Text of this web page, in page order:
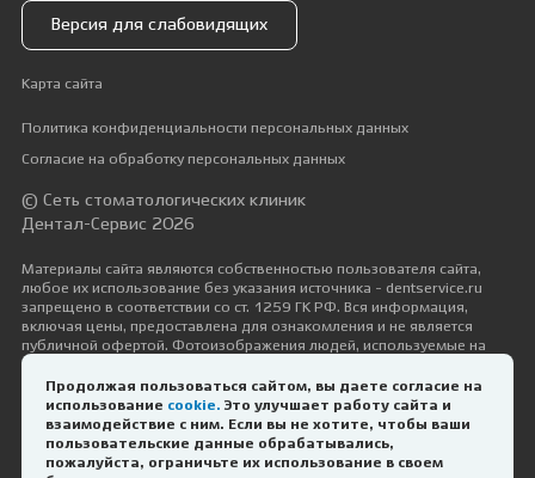
Продолжая пользоваться сайтом, вы даете согласие на
использование cookie. Это улучшает работу сайта и
взаимодействие с ним. Если вы не хотите, чтобы ваши
пользовательские данные обрабатывались,
пожалуйста, ограничьте их использование в своем
Версия для слабовидящих
Карта сайта
Политика конфиденциальности персональных данных
Согласие на обработку персональных данных
© Сеть стоматологических клиник
Дентал-Сервис 2026
Материалы сайта являются собственностью пользователя сайта,
любое их использование без указания источника - dentservice.ru
запрещено в соответствии со ст. 1259 ГК РФ. Вся информация,
включая цены, предоставлена для ознакомления и не является
публичной офертой. Фотоизображения людей, используемые на
сайте, размещены исключительно с их согласия в рамках трудовых и
гражданско-правовых отношений с ними.
Дизайн и разработка — Космос-Веб